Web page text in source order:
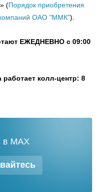
(Порядок приобретения
компаний ОАО "ММК").
ЕЖЕДНЕВНО с 09:00
работает колл-центр: 8
в MAX